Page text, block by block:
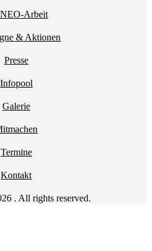
Arbeit
& Aktionen
Presse
Infopool
Galerie
Termine
Kontakt
. All rights reserved.